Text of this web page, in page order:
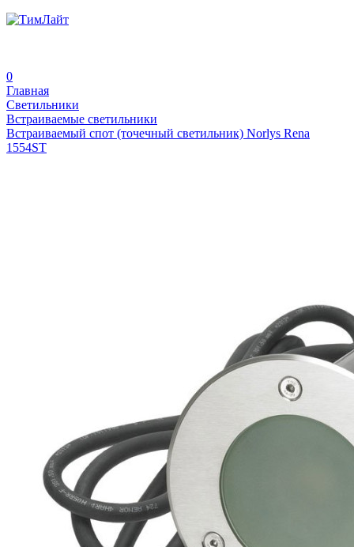
0
Главная
Светильники
Встраиваемые светильники
Встраиваемый спот (точечный светильник) Norlys Rena
1554ST